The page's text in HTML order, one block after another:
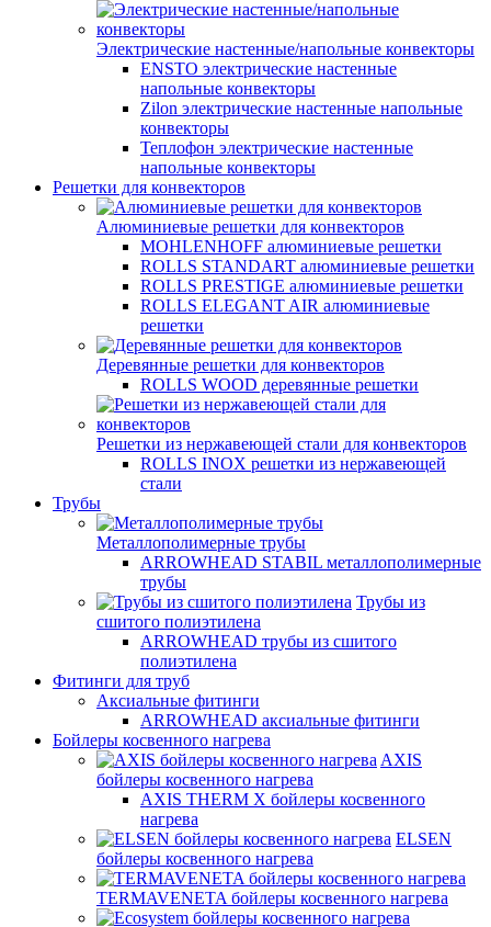
Электрические настенные/напольные конвекторы
ENSTO электрические настенные
напольные конвекторы
Zilon электрические настенные напольные
конвекторы
Теплофон электрические настенные
напольные конвекторы
Решетки для конвекторов
Алюминиевые решетки для конвекторов
MOHLENHOFF алюминиевые решетки
ROLLS STANDART алюминиевые решетки
ROLLS PRESTIGE алюминиевые решетки
ROLLS ELEGANT AIR алюминиевые
решетки
Деревянные решетки для конвекторов
ROLLS WOOD деревянные решетки
Решетки из нержавеющей стали для конвекторов
ROLLS INOX решетки из нержавеющей
стали
Трубы
Металлополимерные трубы
ARROWHEAD STABIL металлополимерные
трубы
Трубы из
сшитого полиэтилена
ARROWHEAD трубы из сшитого
полиэтилена
Фитинги для труб
Аксиальные фитинги
ARROWHEAD аксиальные фитинги
Бойлеры косвенного нагрева
AXIS
бойлеры косвенного нагрева
AXIS THERM X бойлеры косвенного
нагрева
ELSEN
бойлеры косвенного нагрева
TERMAVENETA бойлеры косвенного нагрева